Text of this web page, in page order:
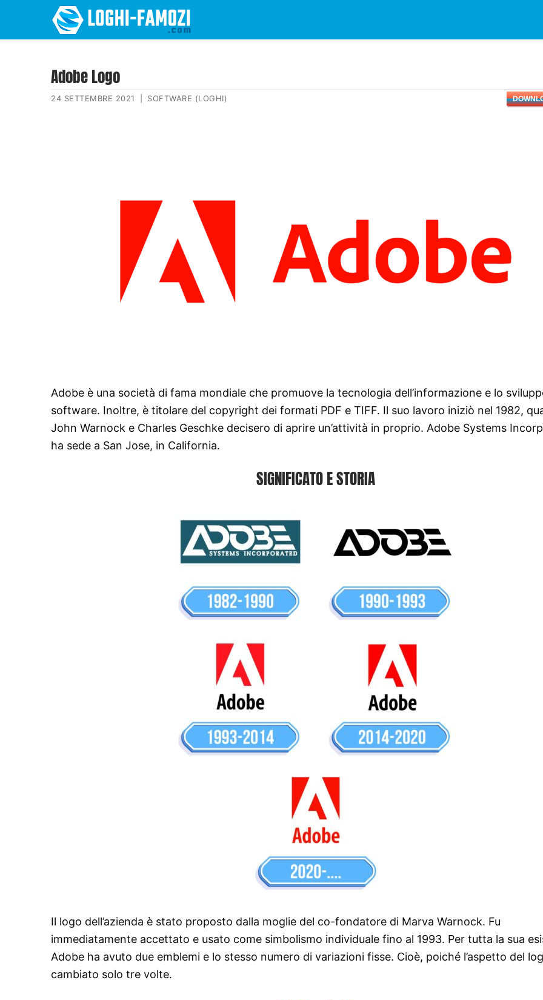
Adobe Logo
24 SETTEMBRE 2021 SOFTWARE (LOGHI)
Adobe è una società di fama mondiale che promuove la tecnologia dell’informazione e lo
software. Inoltre, è titolare del copyright dei formati PDF e TIFF. Il suo lavoro iniziò nel 1982,
John Warnock e Charles Geschke decisero di aprire un’attività in proprio. Adobe Systems
ha sede a San Jose, in California.
SIGNIFICATO E STORIA
Il logo dell’azienda è stato proposto dalla moglie del co-fondatore di Marva Warnock. Fu
immediatamente accettato e usato come simbolismo individuale fino al 1993. Per tutta la sua
Adobe ha avuto due emblemi e lo stesso numero di variazioni fisse. Cioè, poiché l’aspetto del
cambiato solo tre volte.